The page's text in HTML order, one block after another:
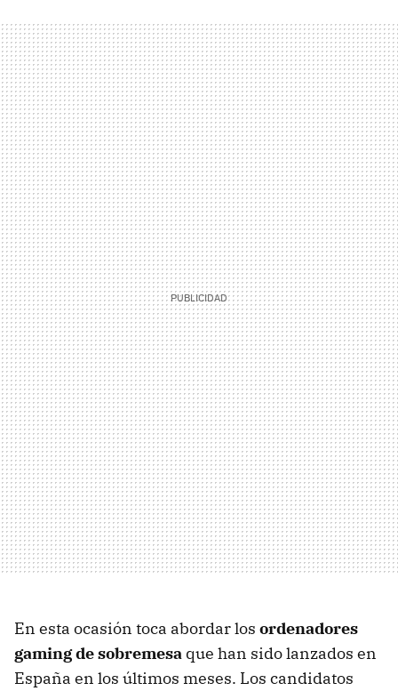
En esta ocasión toca abordar los ordenadores
gaming de sobremesa que han sido lanzados en
España en los últimos meses. Los candidatos